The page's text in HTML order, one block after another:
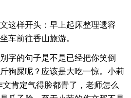
这样开头：早上起床整理遗容
车前往香山旅游。
字的句子是不是已经把你笑倒
狗屎呢？应该是大吃一惊。小莉
肯定气得脸都青了，老师怎么